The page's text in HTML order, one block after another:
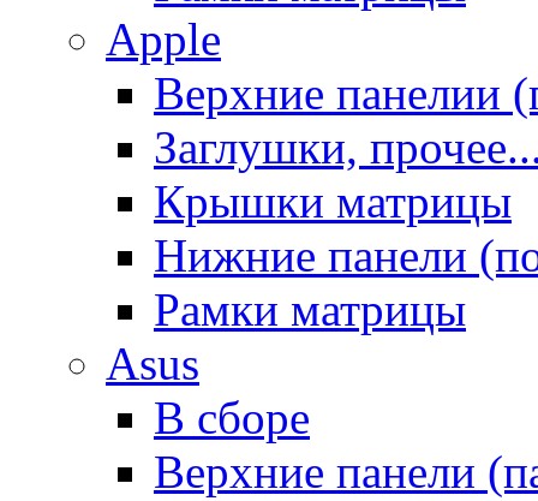
Apple
Верхние панелии
Заглушки,
Крышки матрицы
Нижние панели
Рамки матрицы
Asus
В сборе
Верхние панели